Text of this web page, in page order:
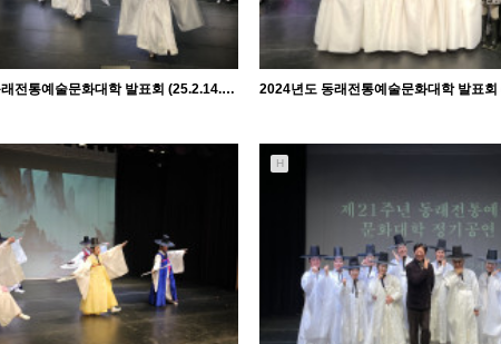
1229
02-18
2024년도 동래전통예술문화대학 발표회 (25.2.14. 금) - 학춤 수요반
H